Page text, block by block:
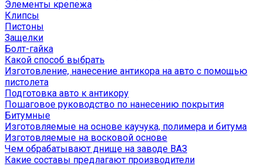
Элементы крепежа
Клипсы
Пистоны
Защелки
Болт-гайка
Какой способ выбрать
Изготовление, нанесение антикора на авто с помощью
пистолета
Подготовка авто к антикору
Пошаговое руководство по нанесению покрытия
Битумные
Изготовляемые на основе каучука, полимера и битума
Изготовляемые на восковой основе
Чем обрабатывают днище на заводе ВАЗ
Какие составы предлагают производители